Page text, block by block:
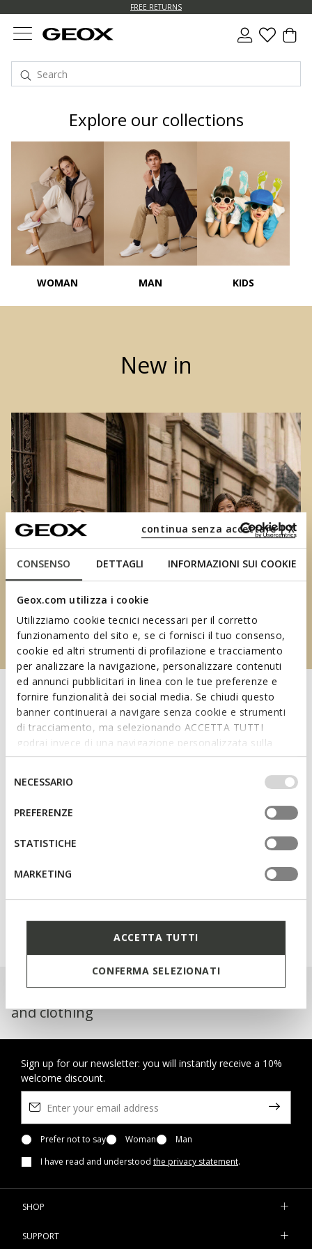
CONSENSO DETTAGLI INFORMAZIONI SUI COOKIE
Geox.com utilizza i cookie
Utilizziamo cookie tecnici necessari per il corretto
funzionamento del sito e, se ci fornisci il tuo consenso,
cookie ed altri strumenti di profilazione e tracciamento
per analizzare la navigazione, personalizzare contenuti
ed annunci pubblicitari in linea con le tue preferenze e
fornire funzionalità dei social media. Se chiudi questo
banner continuerai a navigare senza cookie e strumenti
di tracciamento, ma selezionando ACCETTA TUTTI
godrai invece di una navigazione personalizzata sulla
base dei tuoi gusti ed interessi. Selezionando
IMPOSTAZIONI potrai anche scegliere quali cookies ed
altri strumenti di tracciamento autorizzare. Per maggiori
informazioni o per modificare in qualsiasi momento le
tue impostazioni, visita la nostra
consenso
NECESSARIO
PREFERENZE
STATISTICHE
MARKETING
ACCETTA TUTTI
CONFERMA SELEZIONATI
continua senza accettare | X
FREE RETURNS
Explore our collections
WOMAN MAN KIDS
New in
Geox Respira™: breathable footwear
and clothing
Sign up for our newsletter: you will instantly receive a 10%
welcome discount.
Prefer not to say Woman
Man
I have read and understood the privacy statement.
SHOP
SUPPORT